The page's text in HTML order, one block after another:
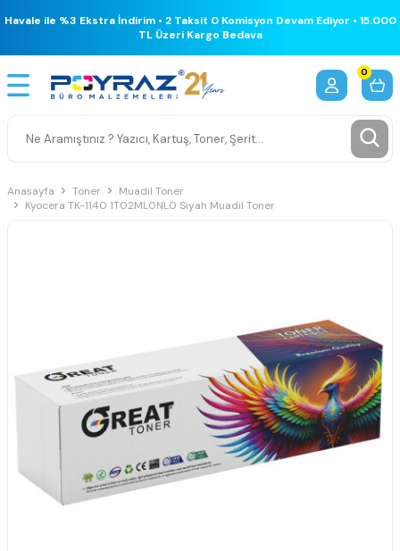
Havale ile %3 Ekstra İndirim • 2 Taksit 0 Komisyon Devam Ediyor • 15.000
TL Üzeri Kargo Bedava
0
Anasayfa Toner
Muadil Toner
Kyocera TK-1140 1T02ML0NL0 Siyah Muadil Toner